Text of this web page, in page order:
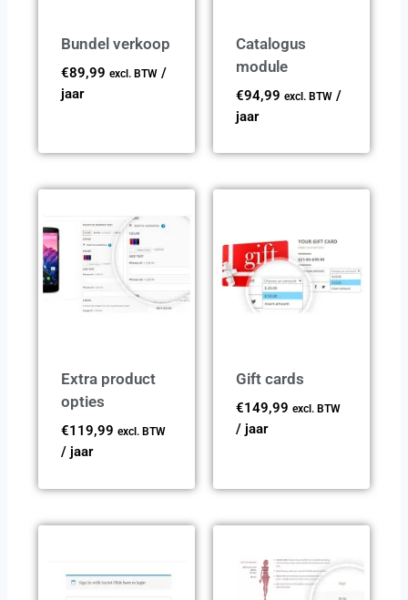
Bundel verkoop
€89,99 excl. BTW/
jaar
Catalogus
module
€94,99 excl. BTW/
jaar
Extra product
opties
€119,99 excl. BTW
/ jaar
Gift cards
€149,99 excl. BTW
/ jaar